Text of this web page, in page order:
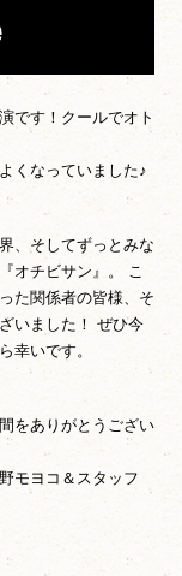
です！クールでオト
くなっていました♪
、そしてずっとみな
オチビサン』。 こ
た関係者の皆様、そ
いました！ ぜひ今
幸いです。
をありがとうござい
モヨコ＆スタッフ